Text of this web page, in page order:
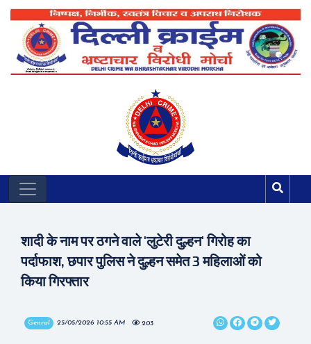
शादी के नाम पर ठगने वाले 'लुटेरी दुल्हन' गिरोह का
पर्दाफाश, छपार पुलिस ने दुल्हन समेत 3 महिलाओं को
किया गिरफ्तार
Genral 25/05/2026 10:55 AM 203